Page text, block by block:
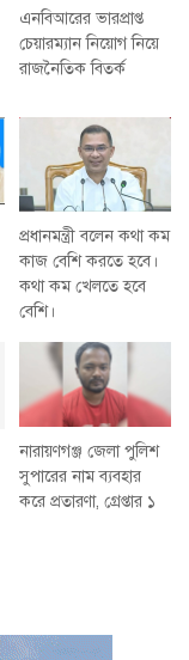
এনবিআরের ভারপ্রাপ্ত
চেয়ারম্যান নিয়োগ নিয়ে
রাজনৈতিক বিতর্ক
প্রধানমন্ত্রী বলেন কথা কম
কাজ বেশি করতে হবে।
কথা কম খেলতে হবে
বেশি।
নারায়ণগঞ্জ জেলা পুলিশ
সুপারের নাম ব্যবহার
করে প্রতারণা, গ্রেপ্তার ১